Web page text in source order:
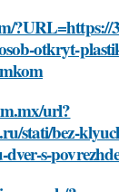
?URL=https://
otkryt-
url?
stati/bez-
s-